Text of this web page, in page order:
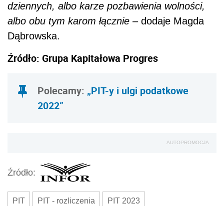
dziennych, albo karze pozbawienia wolności,
albo obu tym karom łącznie – dodaje Magda
Dąbrowska.
Źródło: Grupa Kapitałowa Progres
Polecamy: „PIT-y i ulgi podatkowe
2022”
AUTOPROMOCJA
Źródło:
PIT PIT - rozliczenia PIT 2023